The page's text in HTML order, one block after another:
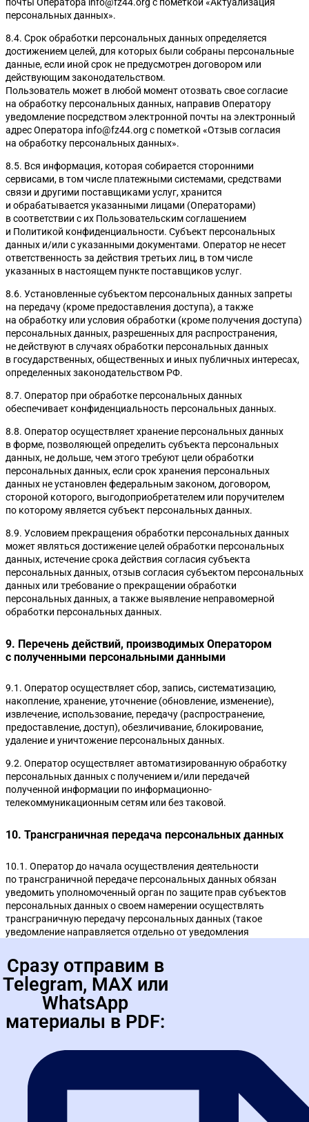
персональных данных».
8.4. Срок обработки персональных данных определяется
достижением целей, для которых были собраны персональные
данные, если иной срок не предусмотрен договором или
действующим законодательством.
Пользователь может в любой момент отозвать свое согласие
на обработку персональных данных, направив Оператору
уведомление посредством электронной почты на электронный
адрес Оператора info@fz44.org с пометкой «Отзыв согласия
на обработку персональных данных».
8.5. Вся информация, которая собирается сторонними
сервисами, в том числе платежными системами, средствами
связи и другими поставщиками услуг, хранится
и обрабатывается указанными лицами (Операторами)
в соответствии с их Пользовательским соглашением
и Политикой конфиденциальности. Субъект персональных
данных и/или с указанными документами. Оператор не несет
ответственность за действия третьих лиц, в том числе
указанных в настоящем пункте поставщиков услуг.
8.6. Установленные субъектом персональных данных запреты
на передачу (кроме предоставления доступа), а также
на обработку или условия обработки (кроме получения доступа)
персональных данных, разрешенных для распространения,
не действуют в случаях обработки персональных данных
в государственных, общественных и иных публичных интересах,
определенных законодательством РФ.
8.7. Оператор при обработке персональных данных
обеспечивает конфиденциальность персональных данных.
8.8. Оператор осуществляет хранение персональных данных
в форме, позволяющей определить субъекта персональных
данных, не дольше, чем этого требуют цели обработки
персональных данных, если срок хранения персональных
данных не установлен федеральным законом, договором,
стороной которого, выгодоприобретателем или поручителем
по которому является субъект персональных данных.
8.9. Условием прекращения обработки персональных данных
может являться достижение целей обработки персональных
данных, истечение срока действия согласия субъекта
персональных данных, отзыв согласия субъектом персональных
данных или требование о прекращении обработки
персональных данных, а также выявление неправомерной
обработки персональных данных.
9. Перечень действий, производимых Оператором
с полученными персональными данными
9.1. Оператор осуществляет сбор, запись, систематизацию,
накопление, хранение, уточнение (обновление, изменение),
извлечение, использование, передачу (распространение,
предоставление, доступ), обезличивание, блокирование,
удаление и уничтожение персональных данных.
9.2. Оператор осуществляет автоматизированную обработку
персональных данных с получением и/или передачей
полученной информации по информационно-
телекоммуникационным сетям или без таковой.
10. Трансграничная передача персональных данных
10.1. Оператор до начала осуществления деятельности
по трансграничной передаче персональных данных обязан
уведомить уполномоченный орган по защите прав субъектов
персональных данных о своем намерении осуществлять
трансграничную передачу персональных данных (такое
уведомление направляется отдельно от уведомления
10.2. Оператор до подачи вышеуказанного уведомления, обязан
получить от органов власти иностранного государства,
иностранных физических лиц, иностранных юридических лиц,
которым планируется трансграничная передача персональных
данных, соответствующие сведения.
11. Конфиденциальность персональных данных
Оператор и иные лица, получившие доступ к персональным
и не распространять персональные данные без согласия
Таблицу штрафов по КоАП
Изменения в госзакупках 2025-2026